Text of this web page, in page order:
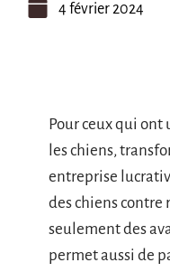
4 février 2024
Pour ceux qui
les chiens,
entreprise
des chiens contre
seulement des
permet aussi de